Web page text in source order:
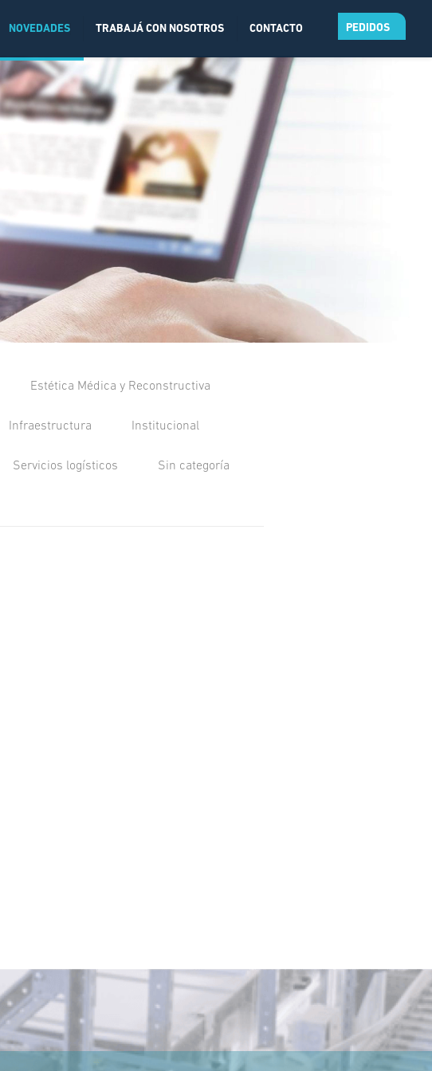
NOVEDADES TRABAJÁ CON NOSOTROS CONTACTO PEDIDOS
Estética Médica y Reconstructiva
Infraestructura Institucional
Servicios logísticos Sin categoría